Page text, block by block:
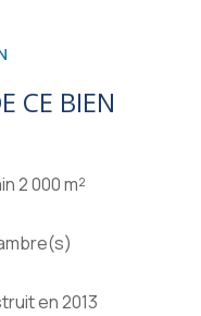
CE BIEN
2 000 m²
en 2013